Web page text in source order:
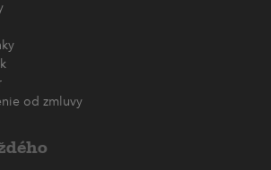
od zmluvy